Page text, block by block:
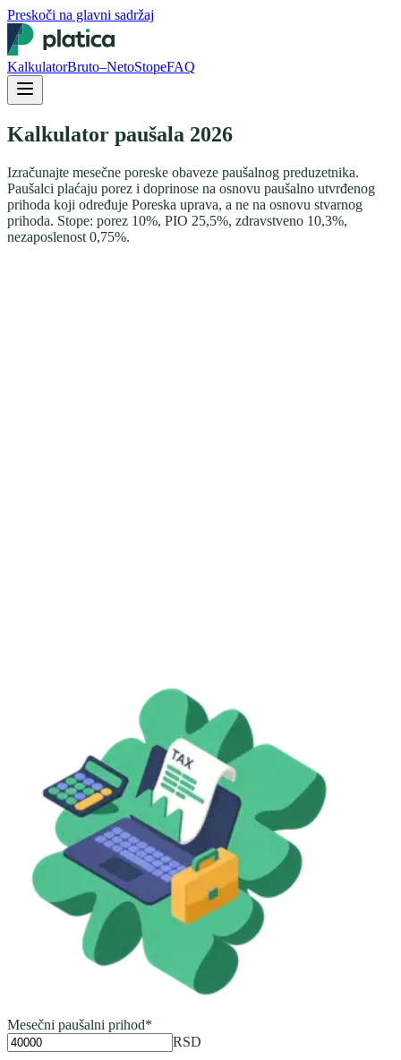
Preskoči na glavni sadržaj
KalkulatorBruto–NetoStopeFAQ
Kalkulator paušala 2026
Izračunajte mesečne poreske obaveze paušalnog preduzetnika.
Paušalci plaćaju porez i doprinose na osnovu paušalno utvrđenog
prihoda koji određuje Poreska uprava, a ne na osnovu stvarnog
prihoda. Stope: porez 10%, PIO 25,5%, zdravstveno 10,3%,
nezaposlenost 0,75%.
Mesečni paušalni prihod*
RSD